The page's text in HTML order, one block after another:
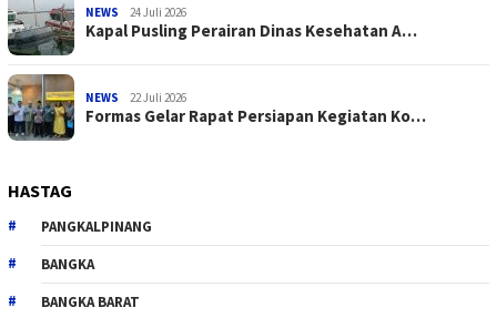
NEWS 24 Juli 2026
Kapal Pusling Perairan Dinas Kesehatan A…
NEWS 22 Juli 2026
Formas Gelar Rapat Persiapan Kegiatan Ko…
HASTAG
PANGKALPINANG
BANGKA
BANGKA BARAT